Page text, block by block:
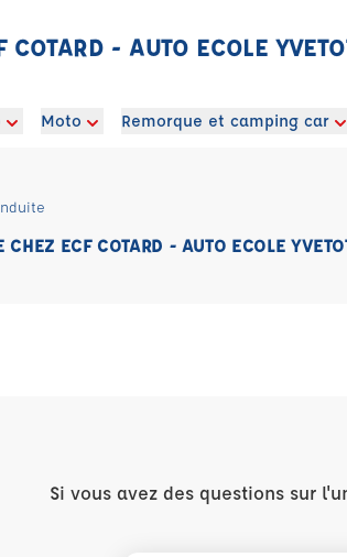
COTARD - AUTO ECOLE
Moto Remorque et camping car
CHEZ ECF COTARD - AUTO ECOLE
Si vous avez des questions sur